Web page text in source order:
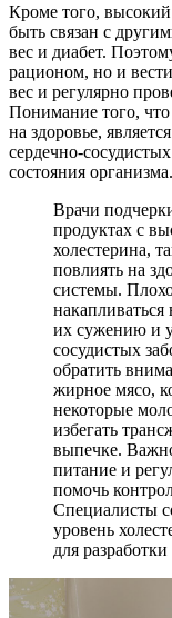
Кроме того, высокий
быть связан с
вес и диабет.
рационом, но и
вес и регулярно
Понимание того, что
на здоровье,
сердечно-
состояния организма.
Врачи
продуктах с
холестерина,
повлиять на
системы.
накапливаться
их сужению и
сосудистых
обратить
жирное мясо,
некоторые
избегать
выпечке.
питание и
помочь
Специалисты
уровень
для